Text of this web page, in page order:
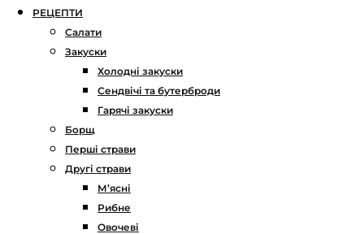
РЕЦЕПТИ
Салати
Закуски
Холодні закуски
Сендвічі та бутерброди
Гарячі закуски
Борщ
Перші страви
Другі страви
М’ясні
Рибне
Овочеві